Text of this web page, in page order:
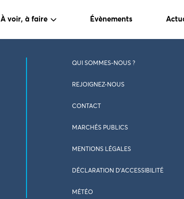
À voir, à faire Évènements
QUI SOMMES-NOUS ?
REJOIGNEZ-NOUS
CONTACT
MARCHÉS PUBLICS
MENTIONS LÉGALES
DÉCLARATION D’ACCESSIBILITÉ
MÉTÉO